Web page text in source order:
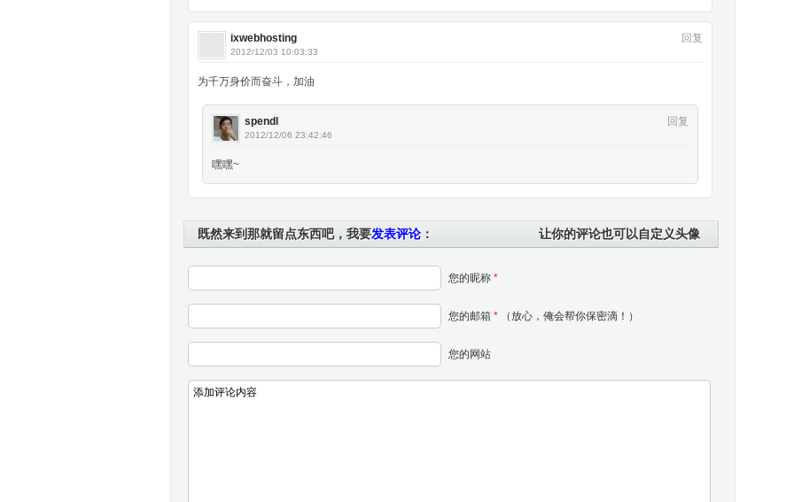
ixwebhosting
2012/12/03 10:03:33
回复
为千万身价而奋斗，加油
spendl
2012/12/06 23:42:46
回复
嘿嘿~
既然来到那就留点东西吧，我要发表评论： 让你的评论也可以自定义头像
您的昵称 *
您的邮箱 * （放心，俺会帮你保密滴！）
您的网站